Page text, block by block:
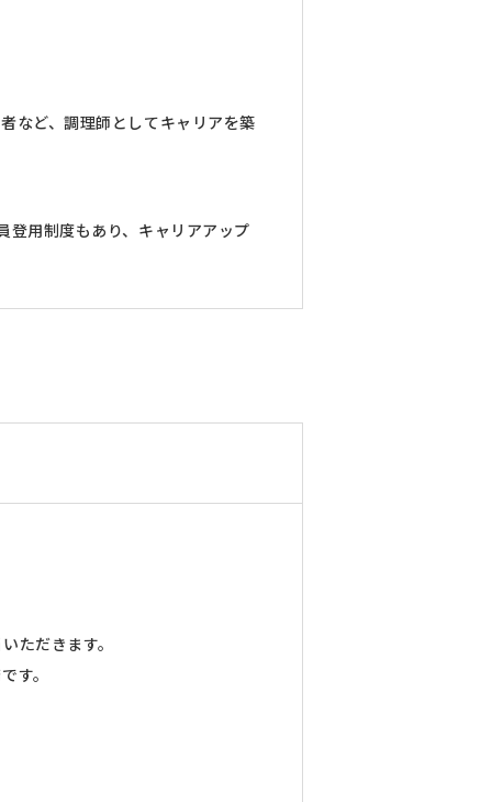
など、調理師としてキャリアを築
登用制度もあり、キャリアアップ
ただきます。
す。